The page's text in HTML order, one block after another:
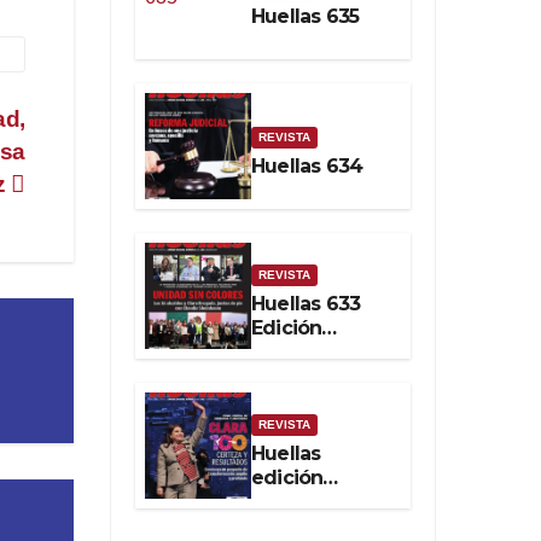
Real
Huellas 635
REVISTA
Huellas 634
REVISTA
Huellas 633
Edición
REVISTA
Huellas
edición